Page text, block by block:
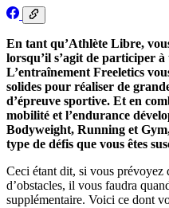
En tant qu’Athlète Libre,
lorsqu’il s’agit de participer à
L’entraînement Freeletics
solides pour réaliser de
d’épreuve sportive. Et en
mobilité et l’endurance
Bodyweight, Running et
type de défis que vous êtes
Ceci étant dit, si vous prévoyez
d’obstacles, il vous faudra
supplémentaire. Voici ce dont